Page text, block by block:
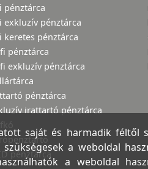
pénztárca
exkluzív pénztárca
keretes pénztárca
pénztárca
exkluzív pénztárca
pénztárca
irattartó pénztárca
pénztárca
saját és harmadik féltől
a weboldal
a weboldal